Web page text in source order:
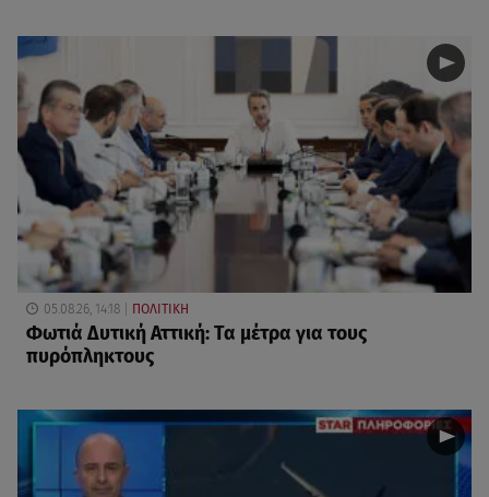
05.08.26, 14:18 ΠΟΛΙΤΙΚΗ
Φωτιά Δυτική Αττική: Τα μέτρα για τους
πυρόπληκτους